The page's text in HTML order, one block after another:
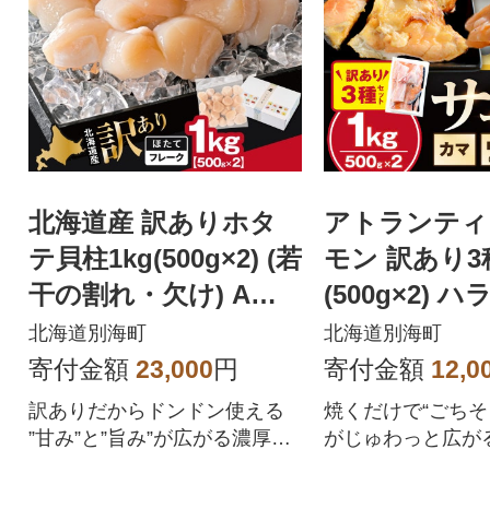
北海道産 訳ありホタ
テ貝柱1kg(500g×2) (若
干の割れ・欠け) A品
ほたて貝柱刺身用
北海道別海町
寄付金額 23,000円
訳ありだからドンドン使える
”甘み”と”旨み”が広がる濃厚ホ
アトランテ
モン 訳あり3
(500g×2) ハ
マ・中骨(中
北海道別海町
寄付金額
焼くだけで“ごち
がじゅわっと広が